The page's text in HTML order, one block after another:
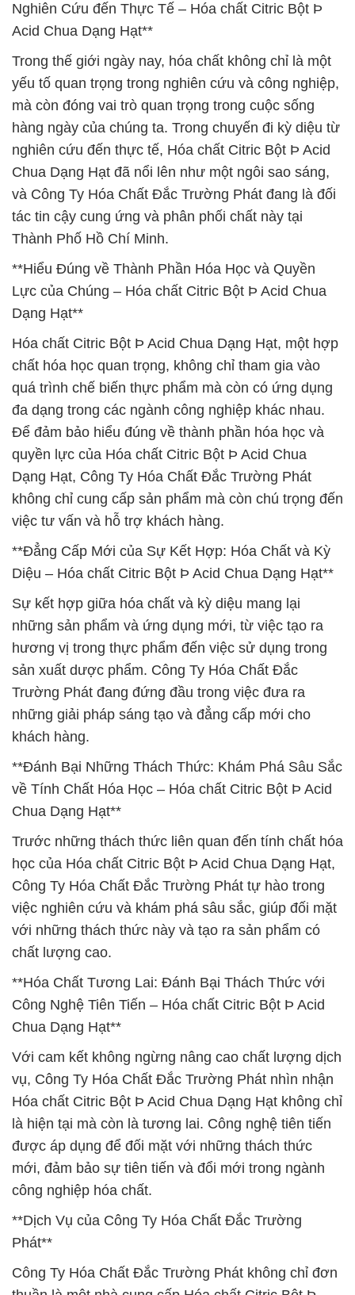
Nghiên Cứu đến Thực Tế – Hóa chất Citric Bột Þ
Acid Chua Dạng Hạt**
Trong thế giới ngày nay, hóa chất không chỉ là một
yếu tố quan trọng trong nghiên cứu và công nghiệp,
mà còn đóng vai trò quan trọng trong cuộc sống
hàng ngày của chúng ta. Trong chuyến đi kỳ diệu từ
nghiên cứu đến thực tế, Hóa chất Citric Bột Þ Acid
Chua Dạng Hạt đã nổi lên như một ngôi sao sáng,
và Công Ty Hóa Chất Đắc Trường Phát đang là đối
tác tin cậy cung ứng và phân phối chất này tại
Thành Phố Hồ Chí Minh.
**Hiểu Đúng về Thành Phần Hóa Học và Quyền
Lực của Chúng – Hóa chất Citric Bột Þ Acid Chua
Dạng Hạt**
Hóa chất Citric Bột Þ Acid Chua Dạng Hạt, một hợp
chất hóa học quan trọng, không chỉ tham gia vào
quá trình chế biến thực phẩm mà còn có ứng dụng
đa dạng trong các ngành công nghiệp khác nhau.
Để đảm bảo hiểu đúng về thành phần hóa học và
quyền lực của Hóa chất Citric Bột Þ Acid Chua
Dạng Hạt, Công Ty Hóa Chất Đắc Trường Phát
không chỉ cung cấp sản phẩm mà còn chú trọng đến
việc tư vấn và hỗ trợ khách hàng.
**Đẳng Cấp Mới của Sự Kết Hợp: Hóa Chất và Kỳ
Diệu – Hóa chất Citric Bột Þ Acid Chua Dạng Hạt**
Sự kết hợp giữa hóa chất và kỳ diệu mang lại
những sản phẩm và ứng dụng mới, từ việc tạo ra
hương vị trong thực phẩm đến việc sử dụng trong
sản xuất dược phẩm. Công Ty Hóa Chất Đắc
Trường Phát đang đứng đầu trong việc đưa ra
những giải pháp sáng tạo và đẳng cấp mới cho
khách hàng.
**Đánh Bại Những Thách Thức: Khám Phá Sâu Sắc
về Tính Chất Hóa Học – Hóa chất Citric Bột Þ Acid
Chua Dạng Hạt**
Trước những thách thức liên quan đến tính chất hóa
học của Hóa chất Citric Bột Þ Acid Chua Dạng Hạt,
Công Ty Hóa Chất Đắc Trường Phát tự hào trong
việc nghiên cứu và khám phá sâu sắc, giúp đối mặt
với những thách thức này và tạo ra sản phẩm có
chất lượng cao.
**Hóa Chất Tương Lai: Đánh Bại Thách Thức với
Công Nghệ Tiên Tiến – Hóa chất Citric Bột Þ Acid
Chua Dạng Hạt**
Với cam kết không ngừng nâng cao chất lượng dịch
vụ, Công Ty Hóa Chất Đắc Trường Phát nhìn nhận
Hóa chất Citric Bột Þ Acid Chua Dạng Hạt không chỉ
là hiện tại mà còn là tương lai. Công nghệ tiên tiến
được áp dụng để đối mặt với những thách thức
mới, đảm bảo sự tiên tiến và đổi mới trong ngành
công nghiệp hóa chất.
**Dịch Vụ của Công Ty Hóa Chất Đắc Trường
Phát**
Công Ty Hóa Chất Đắc Trường Phát không chỉ đơn